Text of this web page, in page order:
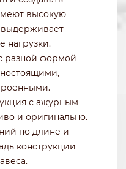
высокую
нагрузки.
разной формой
с ажурным
и оригинально.
по длине и
конструкции